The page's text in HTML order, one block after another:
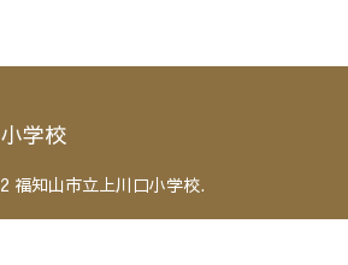
学校
福知山市立上川口小学校.